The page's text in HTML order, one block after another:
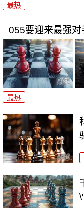
最热
055要迎来最强对
最热